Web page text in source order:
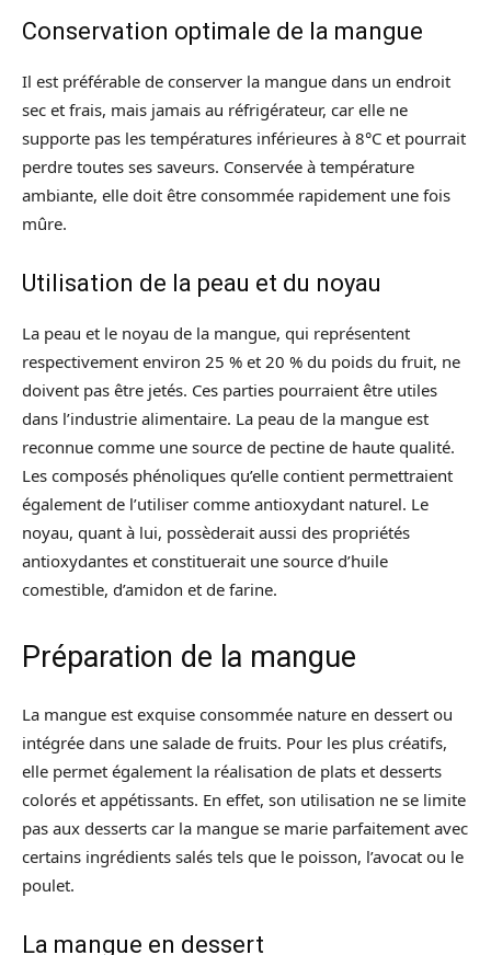
Conservation optimale de la mangue
Il est préférable de conserver la mangue dans un endroit
sec et frais, mais jamais au réfrigérateur, car elle ne
supporte pas les températures inférieures à 8°C et pourrait
perdre toutes ses saveurs. Conservée à température
ambiante, elle doit être consommée rapidement une fois
mûre.
Utilisation de la peau et du noyau
La peau et le noyau de la mangue, qui représentent
respectivement environ 25 % et 20 % du poids du fruit, ne
doivent pas être jetés. Ces parties pourraient être utiles
dans l’industrie alimentaire. La peau de la mangue est
reconnue comme une source de pectine de haute qualité.
Les composés phénoliques qu’elle contient permettraient
également de l’utiliser comme antioxydant naturel. Le
noyau, quant à lui, possèderait aussi des propriétés
antioxydantes et constituerait une source d’huile
comestible, d’amidon et de farine.
Préparation de la mangue
La mangue est exquise consommée nature en dessert ou
intégrée dans une salade de fruits. Pour les plus créatifs,
elle permet également la réalisation de plats et desserts
colorés et appétissants. En effet, son utilisation ne se limite
pas aux desserts car la mangue se marie parfaitement avec
certains ingrédients salés tels que le poisson, l’avocat ou le
poulet.
La mangue en dessert